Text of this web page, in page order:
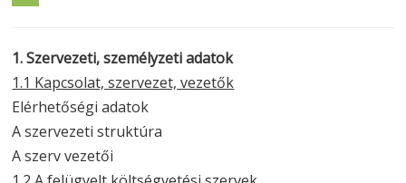
1. Szervezeti, személyzeti adatok
1.1 Kapcsolat, szervezet, vezetők
Elérhetőségi adatok
A szervezeti struktúra
A szerv vezetői